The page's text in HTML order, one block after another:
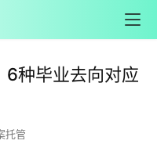
6种毕业去向对应
托管